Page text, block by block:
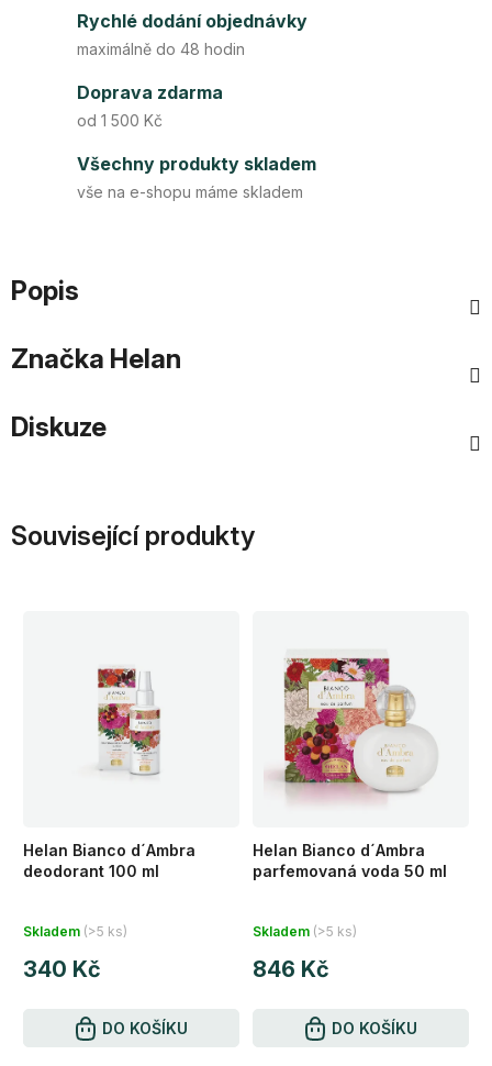
Rychlé dodání objednávky
maximálně do 48 hodin
Doprava zdarma
od 1 500 Kč
Všechny produkty skladem
vše na e-shopu máme skladem
Popis
Značka Helan
Diskuze
Související produkty
Helan Bianco d´Ambra
deodorant 100 ml
hodnocení
produktu
Skladem (>5 ks)
340 Kč
DO KOŠÍKU
Helan Bianco d´Ambra
parfemovaná voda 50 ml
hodnocení
produktu
Skladem (>5 ks)
846 Kč
DO KOŠÍKU